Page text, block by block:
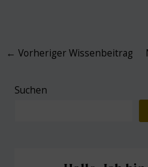
Post
← Vorheriger Wissenbeitrag
Suchen